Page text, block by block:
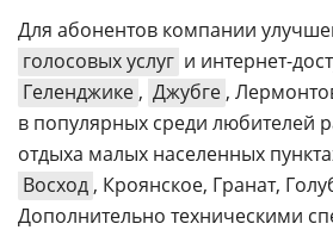
Для абонентов компании
голосовых услуг и интернет-
Геленджике , Джубге ,
в популярных среди любителей
отдыха малых населенных
Восход , Кроянское, Гранат,
Дополнительно техническими